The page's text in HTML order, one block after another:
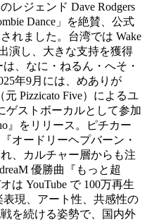
レジェンド Dave Rodgers
Dance」を絶賛、公式
れました。台湾では Wake
演し、大きな支持を獲得
、なに・ねるん・へそ・
年9月には、めありが
Pizzicato Five）によるユ
ゲストボーカルとして参加
』をリリース。ピチカー
オードリーヘプバーン・
、カルチャー層からも注
優勝曲『もっと超
は YouTube で 100万再生
現、アート性、共感性の
を続ける姿勢で、国内外